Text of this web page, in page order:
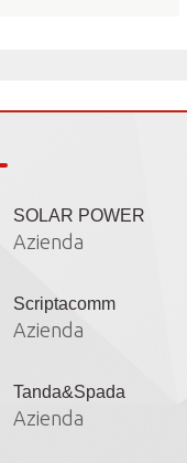
SOLAR POWER
Azienda
Scriptacomm
Azienda
Tanda&Spada
Azienda